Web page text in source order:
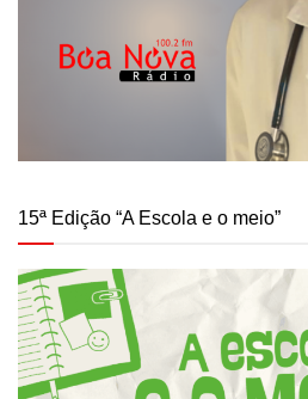
15ª Edição “A Escola e o meio”